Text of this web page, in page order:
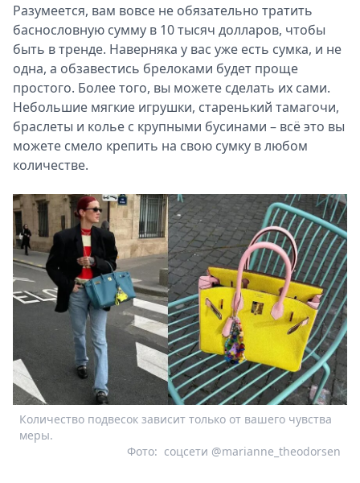
Разумеется, вам вовсе не обязательно тратить
баснословную сумму в 10 тысяч долларов, чтобы
быть в тренде. Наверняка у вас уже есть сумка, и не
одна, а обзавестись брелоками будет проще
простого. Более того, вы можете сделать их сами.
Небольшие мягкие игрушки, старенький тамагочи,
браслеты и колье с крупными бусинами – всё это вы
можете смело крепить на свою сумку в любом
количестве.
Количество подвесок зависит только от вашего чувства
меры.
соцсети @marianne_theodorsen
Фото: